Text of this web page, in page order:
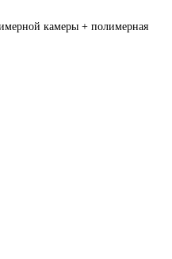
камеры + полимерная